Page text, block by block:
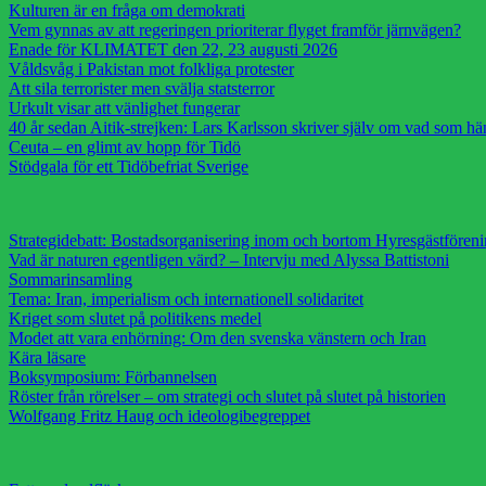
Kulturen är en fråga om demokrati
Vem gynnas av att regeringen prioriterar flyget framför järnvägen?
Enade för KLIMATET den 22, 23 augusti 2026
Våldsvåg i Pakistan mot folkliga protester
Att sila terrorister men svälja statsterror
Urkult visar att vänlighet fungerar
40 år sedan Aitik-strejken: Lars Karlsson skriver själv om vad som
Ceuta – en glimt av hopp för Tidö
Stödgala för ett Tidöbefriat Sverige
Strategidebatt: Bostadsorganisering inom och bortom
Vad är naturen egentligen värd? – Intervju med Alyssa Battistoni
Sommarinsamling
Tema: Iran, imperialism och internationell solidaritet
Kriget som slutet på politikens medel
Modet att vara enhörning: Om den svenska vänstern och Iran
Kära läsare
Boksymposium: Förbannelsen
Röster från rörelser – om strategi och slutet på slutet på historien
Wolfgang Fritz Haug och ideologibegreppet